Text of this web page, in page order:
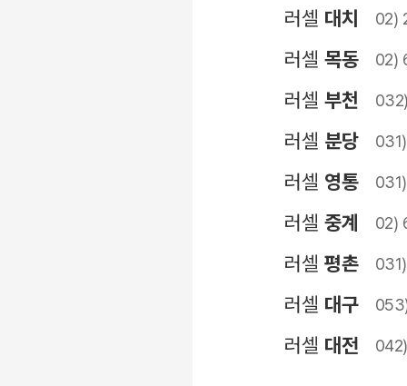
러셀 대치 02)
러셀목동 02)
러셀부천
러셀 분당
러셀 영통
러셀중계 02)
러셀평촌
러셀 대구
러셀 대전